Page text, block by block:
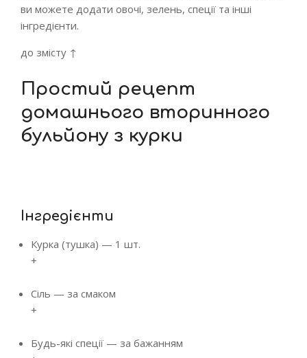
ви можете додати овочі, зелень, спеції та інші
інгредієнти.
до змісту ↑
Простий рецепт
домашнього вторинного
бульйону з курки
Інгредієнти
Курка (тушка) — 1 шт.
+
Сіль — за смаком
+
Будь-які спеції — за бажанням